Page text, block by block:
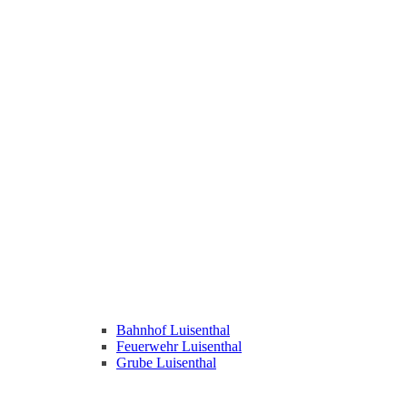
Bahnhof Luisenthal
Feuerwehr Luisenthal
Grube Luisenthal